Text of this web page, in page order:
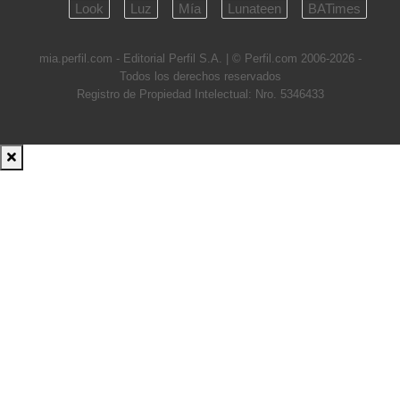
Look
Luz Mía Lunateen BATimes
mia.perfil.com - Editorial Perfil S.A. | © Perfil.com 2006-2026 -
Todos los derechos reservados
Registro de Propiedad Intelectual: Nro. 5346433